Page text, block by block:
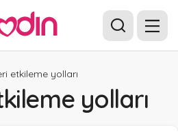
etkileme yolları
yolları